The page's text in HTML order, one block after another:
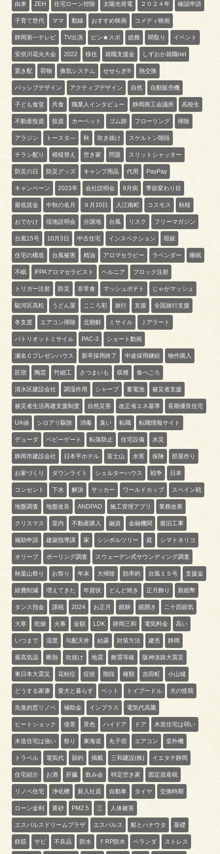
由来 ZEH 住宅ローン控除 太陽光発電 ２０２４年 確認申請
子育て世代 ママ 動線 おすすめ映画 コメディ映画
静岡第一テレビ TV出演 ピン★スポ 総務 間取り イベント
安倍川花火大会 2022 移住 就職支援金 しずおか就職net
置き配 荷物 換気システム せせらぎ® 熱交換
パッシブデザイン アクティブデザイン 自然 自動販売機
子ども食堂 共食 職業人インタビュー 静岡商工会議所 高校生
不動産投資 投資 カーペット ゴム跡 フローリング 掃除
アラジン トースタ― 秋 吹き抜け スケルトン階段
チラシ配り 模様替え 空き家 問題 スリットシャッター
防災の日 防災グッズ キャンプ用品 代用 PayPay
キャンペーン 2023卒 会社説明会 9月病 季節変わり目
最低賃金 中秋の名月 ９月10日 入江南町 コスモス 秋桜
おでかけ 現地説明会 分譲地 台風 リスク フリーマガジン
台風15号 10月3日 中古住宅 インスペクション 瑕疵
住宅の構造 台風被害 精油 アロマセラピー ラベンダー 睡眠
不眠 IFPAアロマセラピスト ヘルニア ブロック注射
トリガー注射 防災 非常食 マッシュポテト じゃがマッシュ
駿河区高松 うどん屋 こころ彩 旅行 支援 全国旅行支援
冬支度 エアコン掃除 北朝鮮 ミサイル Ｊアラート
パトリオットミサイル PAC-3 ショート動画
瀬名Ｃプレゼンハウス 新卒採用終了 中途採用継続 物件購入
匠宿 陶芸 竹細工 さつまいも 収穫 食べごろ
清水区建設会社 調湿作用 シャープ 蓄電池 被災者支援
被災者生活再建支援制度 自然災害 改正省エネ基準 長期優良住宅
UA値 シロアリ駆除 消毒 臭い 転職 転職情報サイト
デューダ ベビーゲート 転落防止 住宅設備 水災
静岡市建設会社 日本平ホテル 富士山 水害 保険 部屋作り
お家づくり ダウンライト シェルターハウス 戦争 日本
コンセント 下水 解決 サッカー ワールドカップ スペイン戦
地盤調査 地盤改良 ANDPAD 施工管理アプリ 業務改善
クリスマス 室内 不動産購入 融資 金融機関 復旧工事
補助申請 建築指導課 家 シンボルツリー 庭 シマトネリコ
オリーブ ボーリング調査 スウェーデン式サウンディング調査
秋葉山祭り お祭り 年末 大掃除 効率的 台風１５号 支援金
経費削減 増えてきた 年賀状 どんど焼き 正月飾り 新紙幣
タンス預金 課税 2024 お正月 鏡餅 鏡開き 二十四節気
大寒 乾燥 火事 金額 LDK 静岡三和 電気料金 高い
いつまで 湿度 勾配天井 結露 対策方法 建売 静岡
最高気温 断熱 吹抜け 地震 耐震等級 阪神淡路大震災
東日本大震災 花粉症 症状 階段 種類 吉田町 小山城
どうする家康 愛犬と暮らす ペット トイプードル 犬の怪我
先進的窓リノベ 補助金 インプラス 電気代高騰
ヒートショック 借景 景色 ハイドア ドア 木造住宅は弱い
木造住宅は強い 祭り 東海道 丸子宿 エアコン 室外機
トラベル 電気代 節約 掲載 三和建設(株) イエタテ静岡
住宅紹介 お酒 肝臓 飲み会 特定空き家 固定資産税
リノベ住宅 浄化槽 新入社員 自動車 タイヤ 交換時期
ローン金利 黄砂 PM2.5 三 人体被害
エスパルスドリームプラザ エスパルス 船とハナウタ 基礎
鉄筋 サビ 不良品 防水 ＦRP防水 ベランダ ストレス